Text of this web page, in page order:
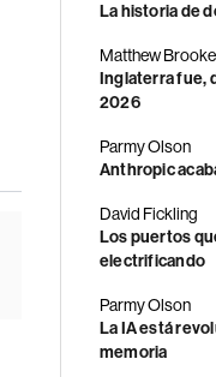
La historia de
Matthew
Inglaterra fue,
2026
Parmy Olson
Anthropic
David Fickling
Los puertos
electrificando
Parmy Olson
La IA está
memoria